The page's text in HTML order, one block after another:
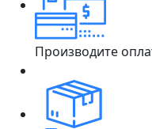
Производите